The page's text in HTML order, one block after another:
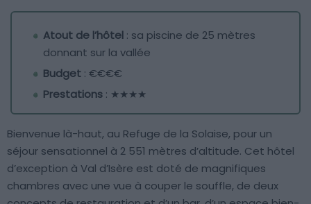
Atout de l’hôtel : sa piscine de 25 mètres
donnant sur la vallée
Budget : €€€€
Prestations : ★★★★
Bienvenue là-haut, au Refuge de la Solaise, pour un
séjour sensationnel à 2 551 mètres d’altitude. Cet hôtel
d’exception à Val d’Isère est doté de magnifiques
chambres avec une vue à couper le souffle, de deux